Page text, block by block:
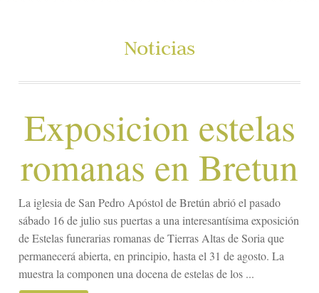
Noticias
Exposicion estelas
romanas en Bretun
La iglesia de San Pedro Apóstol de Bretún abrió el pasado
sábado 16 de julio sus puertas a una interesantísima exposición
de Estelas funerarias romanas de Tierras Altas de Soria que
permanecerá abierta, en principio, hasta el 31 de agosto. La
muestra la componen una docena de estelas de los ...